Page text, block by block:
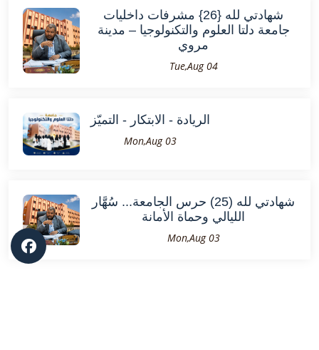
شهادتي لله {26} مشرفات داخليات
جامعة دلتا العلوم والتكنولوجيا – مدينة
مروي
Tue,Aug 04
الريادة - الابتكار - التميّز
Mon,Aug 03
شهادتي لله (25) حرس الجامعة... سُهَّار
الليالي وحماة الأمانة
Mon,Aug 03